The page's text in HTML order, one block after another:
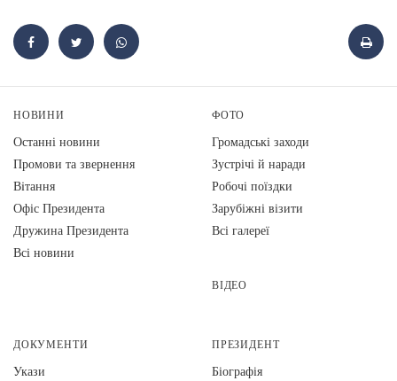
НОВИНИ
Останні новини
Промови та звернення
Вiтання
Офіс Президента
Дружина Президента
Всі новини
ФОТО
Громадські заходи
Зустрічі й наради
Робочі поїздки
Зарубіжні візити
Всі галереї
ВІДЕО
ДОКУМЕНТИ
Укази
ПРЕЗИДЕНТ
Біографія